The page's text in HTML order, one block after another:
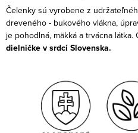
Čelenky sú vyrobene z
dreveného - bukového vlákna,
je pohodlná, mäkká a trvácna látka.
dielničke v srdci Slovenska.